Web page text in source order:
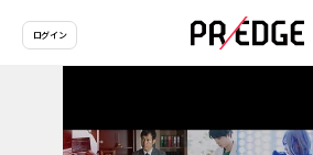
ログイン